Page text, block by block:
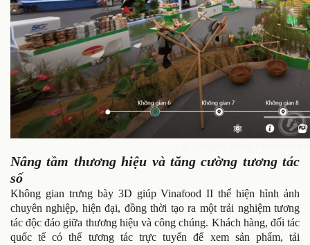
Nâng tầm thương hiệu và tăng cường tương tác
số
Không gian trưng bày 3D giúp Vinafood II thể hiện hình ảnh
chuyên nghiệp, hiện đại, đồng thời tạo ra một trải nghiệm tương
tác độc đáo giữa thương hiệu và công chúng. Khách hàng, đối tác
quốc tế có thể tương tác trực tuyến để xem sản phẩm, tải